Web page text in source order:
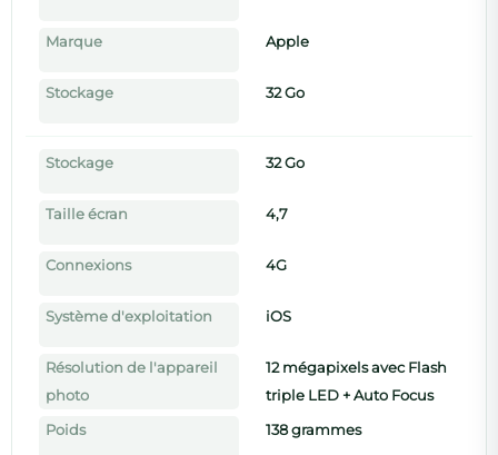
Marque Apple
Stockage 32 Go
Stockage 32 Go
Taille écran 4,7
Connexions 4G
Système d'exploitation iOS
Résolution de l'appareil
photo
12 mégapixels avec Flash
triple LED + Auto Focus
Poids 138 grammes